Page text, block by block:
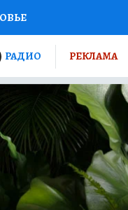
ПУТЕВОДИТЕЛЬ
ТУРИЗМ
ВСЕ О КП
РАДИО РЕКЛАМА